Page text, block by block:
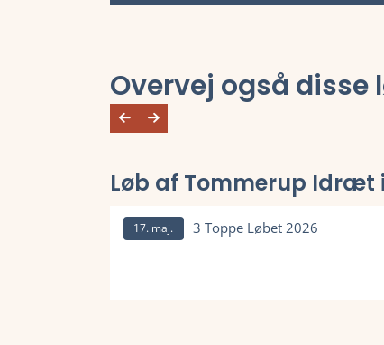
Overvej også disse
Løb af Tommerup Idræt
17. maj. 3 Toppe Løbet 2026